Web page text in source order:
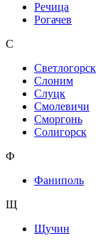
Речица
Рогачев
С
Светлогорск
Слоним
Слуцк
Смолевичи
Сморгонь
Солигорск
Ф
Фаниполь
Щ
Щучин